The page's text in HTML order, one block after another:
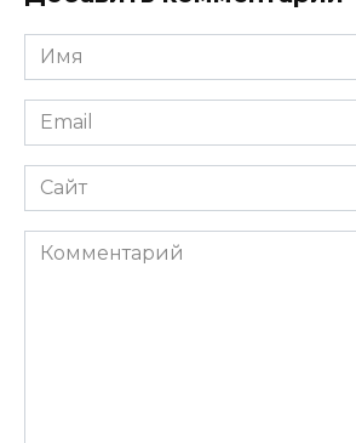
Имя
*
Email
*
Сайт
Комментарий